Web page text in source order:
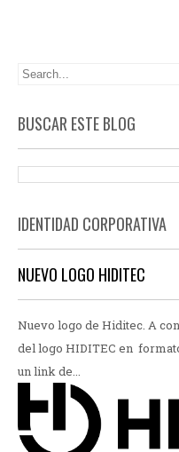
BUSCAR ESTE BLOG
IDENTIDAD CORPORATIVA
NUEVO LOGO HIDITEC
Nuevo logo de Hiditec. A
del logo HIDITEC en
un link de...